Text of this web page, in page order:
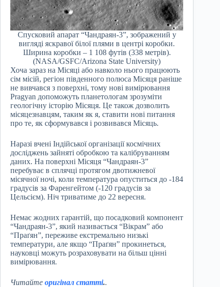
Спусковий апарат “Чандраян-3”, зображений у
вигляді яскравої білої плями в центрі коробки.
Ширина коробки – 1 108 футів (338 метрів).
(NASA/GSFC/Arizona State University)
Хоча зараз на Місяці або навколо нього працюють
сім місій, регіон південного полюса Місяця раніше
не вивчався з поверхні, тому нові вимірювання
Pragyan допоможуть планетологам зрозуміти
геологічну історію Місяця. Це також дозволить
місяцезнавцям, таким як я, ставити нові питання
про те, як сформувався і розвивався Місяць.
Наразі вчені Індійської організації космічних
досліджень зайняті обробкою та калібруванням
даних. На поверхні Місяця “Чандраян-3”
перебуває в сплячці протягом двотижневої
місячної ночі, коли температура опуститься до -184
градусів за Фаренгейтом (-120 градусів за
Цельсієм). Ніч триватиме до 22 вересня.
Немає жодних гарантій, що посадковий компонент
“Чандраян-3”, який називається “Вікрам” або
“Праґян”, переживе екстремально низькі
температури, але якщо “Праґян” прокинеться,
науковці можуть розраховувати на більш цінні
вимірювання.
Читайте оригінал статті..